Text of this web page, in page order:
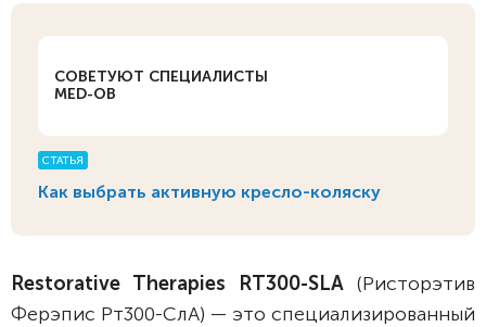
СОВЕТУЮТ СПЕЦИАЛИСТЫ
MED-OB
СТАТЬЯ
Как выбрать активную кресло-коляску
Restorative Therapies RT300-SLA (Ристорэтив
Ферэпис Рт300-СлА) — это специализированный